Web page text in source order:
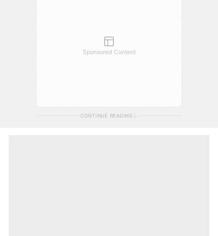
Sponsored Content
CONTINUE READING